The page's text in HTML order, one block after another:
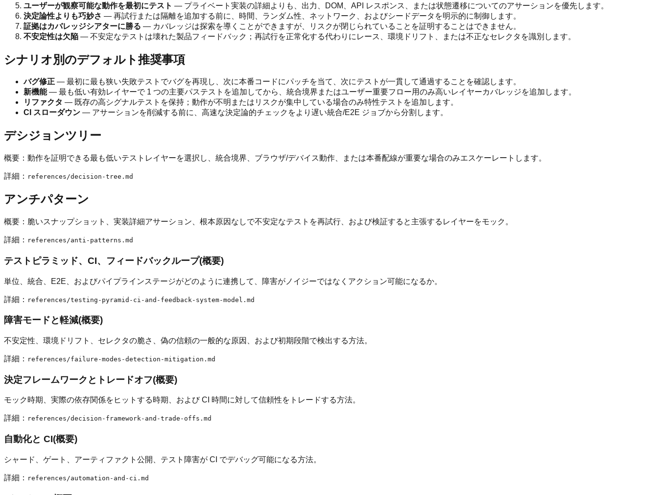
ユーザーが観察可能な動作を最初にテスト — プライベート実装の詳細よりも、出力、DOM、API レスポンス、または状態遷移についてのアサーションを優先します。
決定論性よりも巧妙さ — 再試行または隔離を追加する前に、時間、ランダム性、ネットワーク、およびシードデータを明示的に制御します。
証拠はカバレッジシアターに勝る — カバレッジは探索を導くことができますが、リスクが閉じられていることを証明することはできません。
不安定性は欠陥 — 不安定なテストは壊れた製品フィードバック；再試行を正常化する代わりにレース、環境ドリフト、または不正なセレクタを識別します。
シナリオ別のデフォルト推奨事項
バグ修正 — 最初に最も狭い失敗テストでバグを再現し、次に本番コードにパッチを当て、次にテストが一貫して通過することを確認します。
新機能— 最も低い有効レイヤーで 1 つの主要パステストを追加してから、統合境界またはユーザー重要フロー用のみ高いレイヤーカバレッジを追加します。
リファクタ — 既存の高シグナルテストを保持；動作が不明またはリスクが集中している場合のみ特性テストを追加します。
CI スローダウン — アサーションを削減する前に、高速な決定論的チェックをより遅い統合/E2E ジョブから分割します。
デシジョンツリー
概要：動作を証明できる最も低いテストレイヤーを選択し、統合境界、ブラウザ/デバイス動作、または本番配線が重要な場合のみエスケーレートします。
詳細： references/decision-tree.md
アンチパターン
概要：脆いスナップショット、実装詳細アサーション、根本原因なしで不安定なテストを再試行、および検証すると主張するレイヤーをモック。
詳細： references/anti-patterns.md
テストピラミッド、CI、フィードバックループ(概要)
単位、統合、E2E、およびパイプラインステージがどのように連携して、障害がノイジーではなくアクション可能になるか。
詳細： references/testing-pyramid-ci-and-feedback-system-model.md
障害モードと軽減(概要)
不安定性、環境ドリフト、セレクタの脆さ、偽の信頼の一般的な原因、および初期段階で検出する方法。
詳細： references/failure-modes-detection-mitigation.md
決定フレームワークとトレードオフ(概要)
モック時期、実際の依存関係をヒットする時期、および CI 時間に対して信頼性をトレードする方法。
詳細： references/decision-framework-and-trade-offs.md
自動化と CI(概要)
シャード、ゲート、アーティファクト公開、テスト障害が CI でデバッグ可能になる方法。
詳細： references/automation-and-ci.md